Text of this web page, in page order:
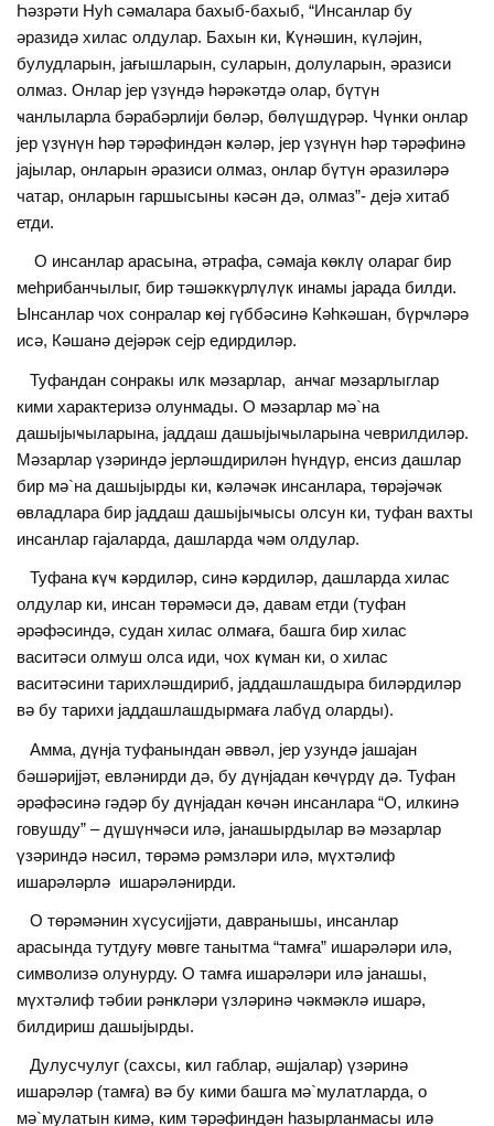
Һәзрәти Нуһ сәмалара бахыб-бахыб, “Инсанлар бу
әразидә хилас олдулар. Бахын ки, Ҝүнәшин, күләjин,
булудларын, jағышларын, суларын, долуларын, әразиси
олмаз. Онлар jер үзүндә һәрәкәтдә олар, бүтүн
ҹанлыларла бәрабәрлиjи бөләр, бөлүшдүрәр. Чүнки онлар
jер үзүнүн һәр тәрәфиндән ҝәләр, jер үзүнүн һәр тәрәфинә
jаjылар, онларын әразиси олмаз, онлар бүтүн әразиләрә
чатар, онларын гаршысыны кәсән дә, олмаз”- деjә хитаб
етди.
О инсанлар арасына, әтрафа, сәмаjа көклү олараг бир
меһрибанчылыг, бир тәшәккүрлүлүк инамы jарада билди.
Ынсанлар чох сонралар ҝөj гүббәсинә Кәһкәшан, бүрҹләрә
исә, Кәшанә деjәрәк сеjр едирдиләр.
Туфандан сонракы илк мәзарлар, анҹаг мәзарлыглар
кими характеризә олунмады. О мәзарлар мә`на
дашыjыҹыларына, jаддаш дашыjыҹыларына чеврилдиләр.
Мәзарлар үзәриндә jерләшдирилән һүндүр, енсиз дашлар
бир мә`на дашыjырды ки, ҝәләҹәк инсанлара, төрәjәҹәк
өвладлара бир jаддаш дашыjыҹысы олсун ки, туфан вахты
инсанлар гаjаларда, дашларда ҹәм олдулар.
Туфана ҝүҹ ҝәрдиләр, синә ҝәрдиләр, дашларда хилас
олдулар ки, инсан төрәмәси дә, давам етди (туфан
әрәфәсиндә, судан хилас олмаға, башга бир хилас
васитәси олмуш олса иди, чох ҝүман ки, о хилас
васитәсини тарихләшдириб, jаддашлашдыра биләрдиләр
вә бу тарихи jаддашлашдырмаға лабүд оларды).
Амма, дүнjа туфанындан әввәл, jер узундә jашаjан
бәшәриjjәт, евләнирди дә, бу дүнjадан көчүрдү дә. Туфан
әрәфәсинә гәдәр бу дүнjадан көчән инсанлара “О, илкинә
говушду” – дүшүнҹәси илә, jанашырдылар вә мәзарлар
үзәриндә нәсил, төрәмә рәмзләри илә, мүхтәлиф
ишарәләрлә ишарәләнирди.
О төрәмәнин хүсусиjjәти, давранышы, инсанлар
арасында тутдуғу мөвге танытма “тамға” ишарәләри илә,
символизә олунурду. О тамға ишарәләри илә jанашы,
мүхтәлиф тәбии рәнҝләри үзләринә чәкмәклә ишарә,
билдириш дашыjырды.
Дулусчулуг (сахсы, ҝил габлар, әшjалар) үзәринә
ишарәләр (тамға) вә бу кими башга мә`мулатларда, о
мә`мулатын кимә, ким тәрәфиндән һазырланмасы илә